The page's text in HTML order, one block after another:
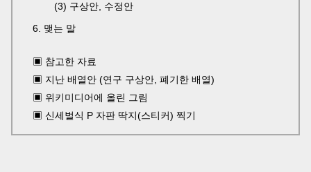
(3) 구상안, 수정안
6. 맺는 말
▣ 참고한 자료
▣ 지난 배열안 (연구 구상안, 폐기한 배열)
▣ 위키미디어에 올린 그림
▣ 신세벌식 P 자판 딱지(스티커) 찍기